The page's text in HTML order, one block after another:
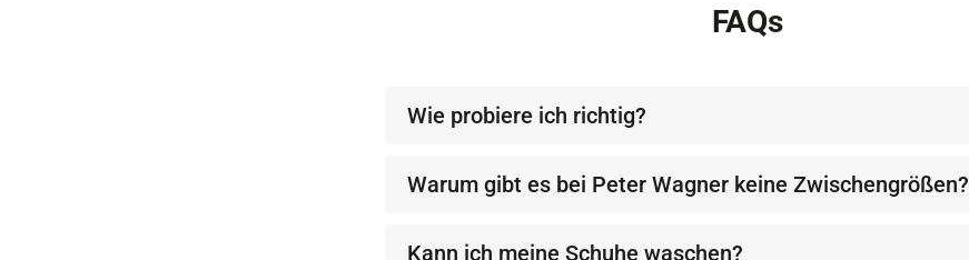
FAQs
Wie probiere ich richtig?
Warum gibt es bei Peter Wagner keine Zwischengrößen?
Kann ich meine Schuhe waschen?